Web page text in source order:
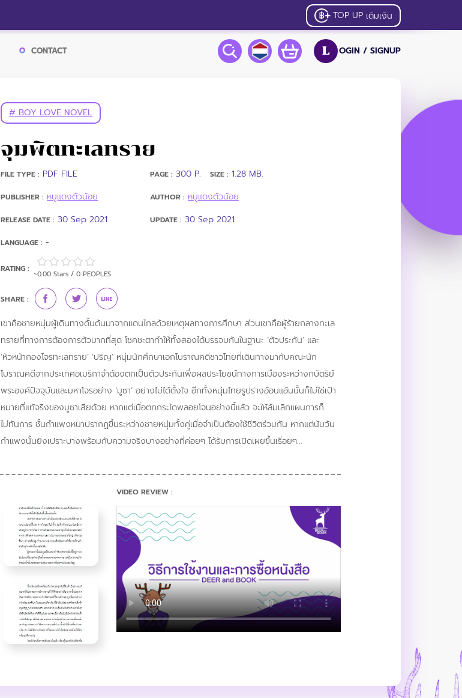
TOP UP เติมเงิน
L OGIN / SIGNUP
CONTACT
# BOY LOVE NOVEL
จุมพิตทะเลทราย
FILE TYPE : PDF FILE
PUBLISHER : หนูแดงตัวน้อย
RELEASE DATE : 30 Sep 2021
LANGUAGE : -
PAGE : 300 P. SIZE : 1.28 MB.
AUTHOR : หนูแดงตัวน้อย
UPDATE : 30 Sep 2021
RATING :
~0.00 Stars / 0 PEOPLES
SHARE :
เขาคือชายหนุ่มผู้เดินทางดั้นด้นมาจากแดนไกลด้วยเหตุผลทางการศึกษา ส่วนเขาคือผู้ร้ายกลางทะเล
ทรายที่ทางการต้องการตัวมากที่สุด โชคชะตาทำให้ทั้งสองได้บรรจบกันในฐานะ ‘ตัวประกัน’ และ
‘หัวหน้ากองโจรทะเลทราย’ ‘ปริญ’ หนุ่มนักศึกษาเอกโบราณคดีชาวไทยที่เดินทางมากับคณะนัก
โบราณคดีจากประเทศอเมริกาจำต้องตกเป็นตัวประกันเพื่อผลประโยชน์ทางการเมืองระหว่างกษัตริย์
พระองค์ปัจจุบันและมหาโจรอย่าง ‘มูซา’ อย่างไม่ได้ตั้งใจ อีกทั้งหนุ่มไทยรูปร่างอ้อนแอ้นนั้นก็ไม่ใช่เป้า
หมายที่แท้จริงของมูซาเสียด้วย หากแต่เมื่อตกกระไดพลอยโจนอย่างนี้แล้ว จะให้ล้มเลิกแผนการก็
ไม่ทันการ ชั้นกำแพงหนาปรากฏขึ้นระหว่างชายหนุ่มทั้งคู่เมื่อจำเป็นต้องใช้ชีวิตร่วมกัน หากแต่นับวัน
กำแพงนั้นยิ่งเปราะบางพร้อมกับความจริงบางอย่างที่ค่อยๆ ได้รับการเปิดเผยขึ้นเรื่อยๆ...
VIDEO REVIEW :